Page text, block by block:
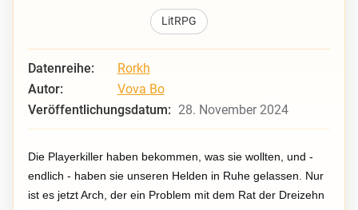
LitRPG
Datenreihe:
Rorkh
Autor:
Vova Bo
Veröffentlichungsdatum: 28. November 2024
Die Playerkiller haben bekommen, was sie wollten, und -
endlich - haben sie unseren Helden in Ruhe gelassen. Nur
ist es jetzt Arch, der ein Problem mit dem Rat der Dreizehn